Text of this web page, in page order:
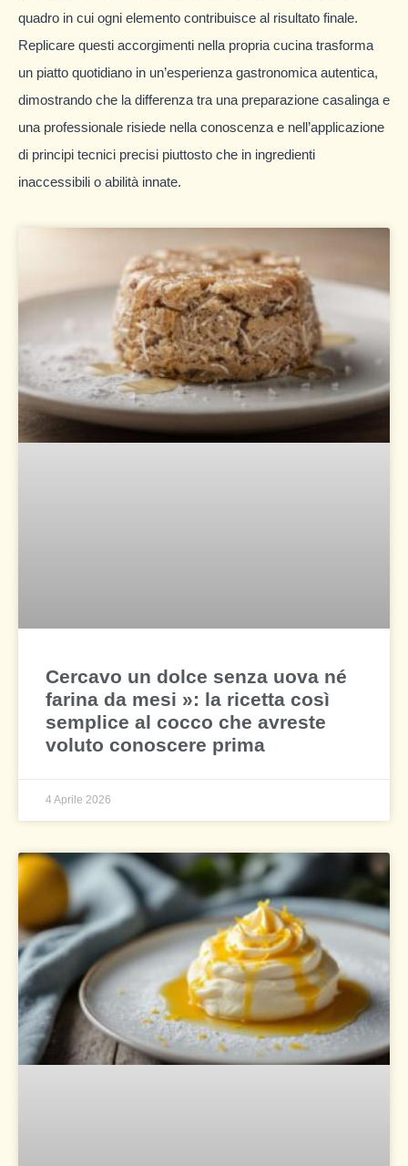
Cercavo un dolce senza uova né
farina da mesi »: la ricetta così
semplice al cocco che avreste
voluto conoscere prima
4 Aprile 2026
quadro in cui ogni elemento contribuisce al risultato finale.
Replicare questi accorgimenti nella propria cucina trasforma
un piatto quotidiano in un’esperienza gastronomica autentica,
dimostrando che la differenza tra una preparazione casalinga e
una professionale risiede nella conoscenza e nell’applicazione
di principi tecnici precisi piuttosto che in ingredienti
inaccessibili o abilità innate.